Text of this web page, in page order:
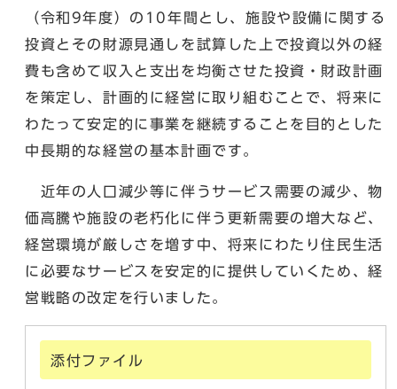
（令和9年度）の10年間とし、施設や設備に関する
投資とその財源見通しを試算した上で投資以外の経
費も含めて収入と支出を均衡させた投資・財政計画
を策定し、計画的に経営に取り組むことで、将来に
わたって安定的に事業を継続することを目的とした
中長期的な経営の基本計画です。
近年の人口減少等に伴うサービス需要の減少、物
価高騰や施設の老朽化に伴う更新需要の増大など、
経営環境が厳しさを増す中、将来にわたり住民生活
に必要なサービスを安定的に提供していくため、経
営戦略の改定を行いました。
添付ファイル